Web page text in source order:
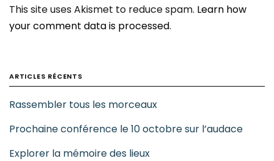
This site uses Akismet to reduce spam. Learn how
your comment data is processed.
ARTICLES RÉCENTS
Rassembler tous les morceaux
Prochaine conférence le 10 octobre sur l’audace
Explorer la mémoire des lieux